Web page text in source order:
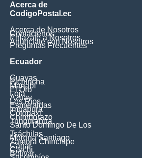
Acerca de
CodigoPostal.ec
Acerca de Nosotros
Contáctenos
Enlázate a Nosotros
Anúnciate con Nosotros
Preguntas Frecuentes
Ecuador
Guayas
Pichincha
Manabí
El Oro
Loja
Azuay
Los Ríos
Esmeraldas
Imbabura
Cotopaxi
Chimborazo
Tungurahua
Santo Domingo De Los
Tsáchilas
Morona Santiago
Zamora Chinchipe
Cañar
Carchi
Bolívar